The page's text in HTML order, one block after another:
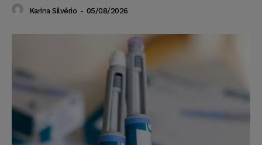
Karina Silvério - 05/08/2026